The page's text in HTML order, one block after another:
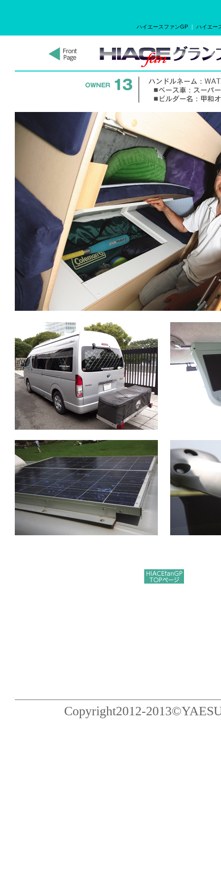
ハイエースファンGP ｜ ハイエー
Copyright2012-